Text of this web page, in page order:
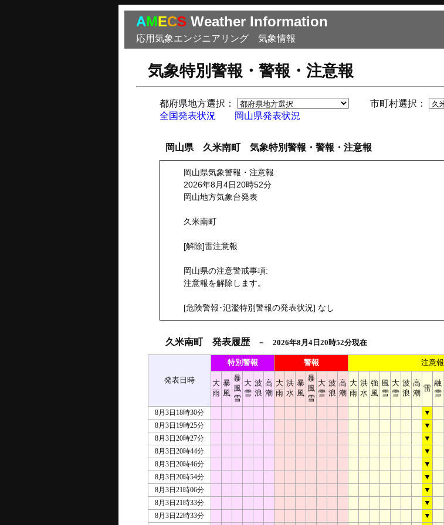
AMECS Weather Information
応用気象エンジニアリング 気象情報
気象特別警報・警報・注意報
都府県地方選択：
市町村選択：
全国発表状況
岡山県発表状況
岡山県 久米南町 気象特別警報・警報・注意報
岡山県気象警報・注意報
2026年8月4日20時52分
岡山地方気象台発表
久米南町
[解除]雷注意報
岡山県の注意警戒事項:
注意報を解除します。
[危険警報･氾濫特別警報の発表状況] なし
久米南町 発表履歴－ 2026年8月4日20時52分現在
発表日時
特別警報 警報 注意報
大
雨
暴
風
暴
風
雪
大
雪
波
浪
高
潮
大
雨
洪
水
暴
風
暴
風
雪
大
雪
波
浪
高
潮
大
雨
洪
水
強
風
風
雪
大
雪
波
浪
高
潮
雷
融
雪
8月3日18時30分
▼
8月3日19時25分
▼
8月3日20時27分
▼
8月3日20時44分
▼
8月3日20時46分
▼
8月3日20時54分
▼
8月3日21時06分
▼
8月3日21時33分
▼
8月3日22時33分
▼